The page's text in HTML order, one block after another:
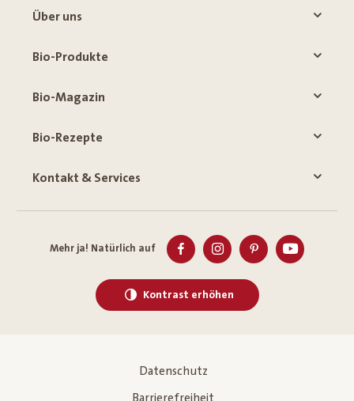
Über uns
Bio-Produkte
Bio-Magazin
Bio-Rezepte
Kontakt & Services
Mehr ja! Natürlich auf
Kontrast erhöhen
Datenschutz
Barrierefreiheit